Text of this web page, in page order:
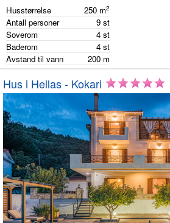
Husstørrelse 250 m2
Antall personer 9 st
Soverom
4 st
Baderom
4 st
Avstand til vann
200 m
Hus i Hellas - Kokari